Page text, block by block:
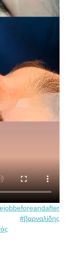
#βαρναλίδης